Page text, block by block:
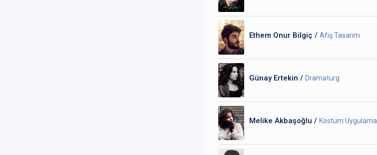
Ethem Onur Bilgiç / Afiş Tasarım
Günay Ertekin / Dramaturg
Melike Akbaşoğlu / Kostüm Uygulama